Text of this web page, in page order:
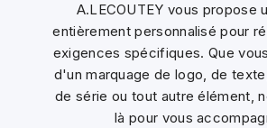
A.LECOUTEY vous propose
entièrement personnalisé pour
exigences spécifiques. Que
d'un marquage de logo, de
de série ou tout autre élément,
là pour vous